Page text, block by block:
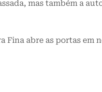
mas também a
Fina abre as portas em